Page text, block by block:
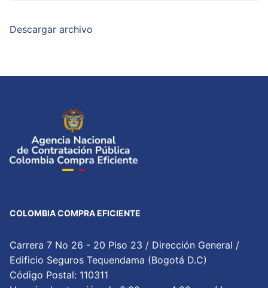
Descargar archivo
COLOMBIA COMPRA EFICIENTE
Carrera 7 No 26 - 20 Piso 23 / Dirección General /
Edificio Seguros Tequendama (Bogotá D.C)
Código Postal: 110311